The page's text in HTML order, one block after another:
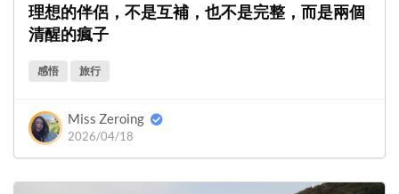
理想的伴侶，不是互補，也不是完整，而是兩個
清醒的瘋子
感悟 旅行
Miss Zeroing
2026/04/18